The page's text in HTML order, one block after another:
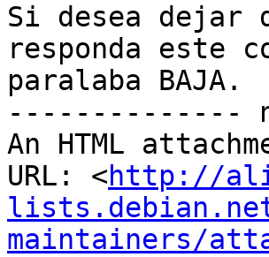
Si desea
responda este
paralaba BAJA.
--------------
An HTML
URL: <http://
maintainers/